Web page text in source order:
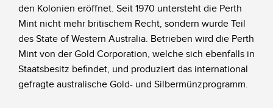
den Kolonien eröffnet. Seit 1970 untersteht die Perth
Mint nicht mehr britischem Recht, sondern wurde Teil
des State of Western Australia. Betrieben wird die Perth
Mint von der Gold Corporation, welche sich ebenfalls in
Staatsbesitz befindet, und produziert das international
gefragte australische Gold- und Silbermünzprogramm.